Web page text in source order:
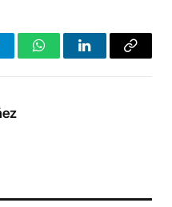
WhatsAppLinkedInCopy